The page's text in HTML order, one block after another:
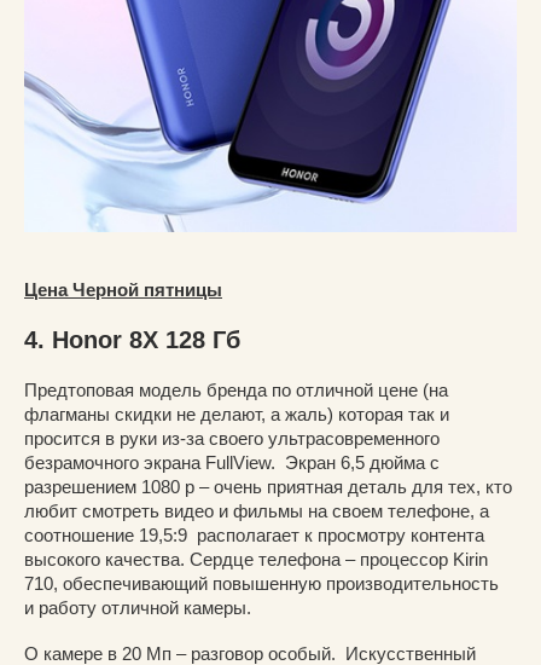
Цена Черной пятницы
4. Honor 8X 128 Гб
Предтоповая модель бренда по отличной цене (на
флагманы скидки не делают, а жаль) которая так и
просится в руки из-за своего ультрасовременного
безрамочного экрана FullView. Экран 6,5 дюйма с
разрешением 1080 р – очень приятная деталь для тех, кто
любит смотреть видео и фильмы на своем телефоне, а
соотношение 19,5:9 располагает к просмотру контента
высокого качества. Сердце телефона – процессор Kirin
710, обеспечивающий повышенную производительность
и работу отличной камеры.
О камере в 20 Мп – разговор особый. Искусственный